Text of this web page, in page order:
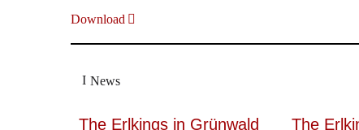
Download
News
The Erlkings in Grünwald The